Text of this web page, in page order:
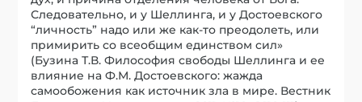
Следовательно, и у Шеллинга, и у Достоевского
“личность” надо или же как-то преодолеть, или
примирить со всеобщим единством сил»
(Бузина Т.В. Философия свободы Шеллинга и ее
влияние на Ф.М. Достоевского: жажда
самообожения как источник зла в мире. Вестник